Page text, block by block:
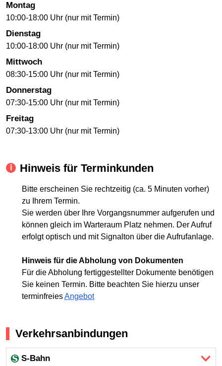
Montag
10:00-18:00 Uhr (nur mit Termin)
Dienstag
10:00-18:00 Uhr (nur mit Termin)
Mittwoch
08:30-15:00 Uhr (nur mit Termin)
Donnerstag
07:30-15:00 Uhr (nur mit Termin)
Freitag
07:30-13:00 Uhr (nur mit Termin)
Hinweis für Terminkunden
Bitte erscheinen Sie rechtzeitig (ca. 5 Minuten vorher)
zu Ihrem Termin.
Sie werden über Ihre Vorgangsnummer aufgerufen und
können gleich im Warteraum Platz nehmen. Der Aufruf
erfolgt optisch und mit Signalton über die Aufrufanlage.
Hinweis für die Abholung von Dokumenten
Für die Abholung fertiggestellter Dokumente benötigen
Sie keinen Termin. Bitte beachten Sie hierzu unser
terminfreiesAngebot
Verkehrsanbindungen
S-Bahn